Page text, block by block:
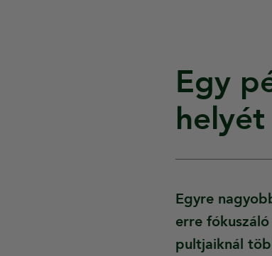
Egy
helyét
Egyre
erre
pultjaiknál